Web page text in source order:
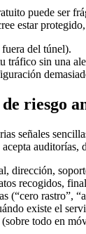
puede ser
estar
del túnel).
tráfico sin una
riesgo
señales
dirección,
recogidos,
(“cero rastro”,
existe el
todo en